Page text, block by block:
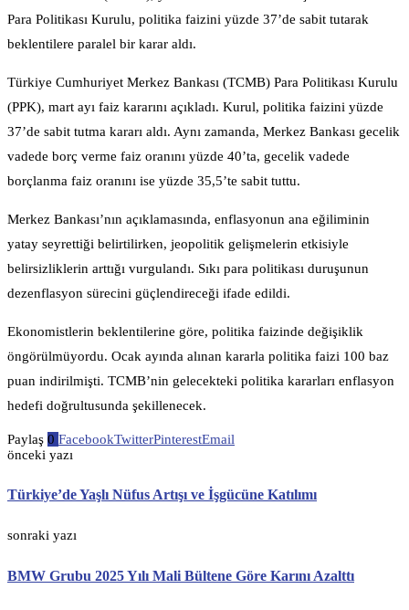
Para Politikası Kurulu, politika faizini yüzde 37’de sabit tutarak
beklentilere paralel bir karar aldı.
Türkiye Cumhuriyet Merkez Bankası (TCMB) Para Politikası Kurulu
(PPK), mart ayı faiz kararını açıkladı. Kurul, politika faizini yüzde
37’de sabit tutma kararı aldı. Aynı zamanda, Merkez Bankası gecelik
vadede borç verme faiz oranını yüzde 40’ta, gecelik vadede
borçlanma faiz oranını ise yüzde 35,5’te sabit tuttu.
Merkez Bankası’nın açıklamasında, enflasyonun ana eğiliminin
yatay seyrettiği belirtilirken, jeopolitik gelişmelerin etkisiyle
belirsizliklerin arttığı vurgulandı. Sıkı para politikası duruşunun
dezenflasyon sürecini güçlendireceği ifade edildi.
Ekonomistlerin beklentilerine göre, politika faizinde değişiklik
öngörülmüyordu. Ocak ayında alınan kararla politika faizi 100 baz
puan indirilmişti. TCMB’nin gelecekteki politika kararları enflasyon
hedefi doğrultusunda şekillenecek.
Paylaş 0 FacebookTwitterPinterestEmail
önceki yazı
Türkiye’de Yaşlı Nüfus Artışı ve İşgücüne Katılımı
sonraki yazı
BMW Grubu 2025 Yılı Mali Bültene Göre Karını Azalttı